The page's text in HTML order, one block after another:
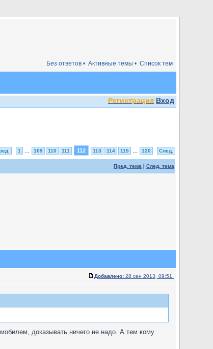
Список тем
Активные темы •
Без ответов •
Регистрация Вход
1 109 110 111 112 113 114 115 120 След.
Пред. тема | След. тема
Добавлено: 28 сен 2013, 09:51
доказывать ничего не надо. А тем кому